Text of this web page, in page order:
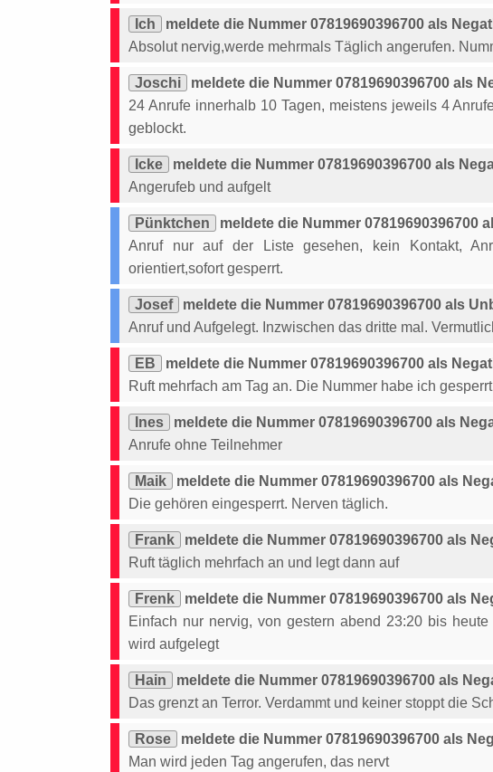
Ich
meldete die Nummer 07819690396700 als
Absolut nervig,werde mehrmals Täglich angerufen.
Joschi
meldete die Nummer 07819690396700 als
24 Anrufe innerhalb 10 Tagen, meistens jeweils 4
geblockt.
Icke
meldete die Nummer 07819690396700 als
Angerufeb und aufgelt
Pünktchen
meldete die Nummer 07819690396700
Anruf nur auf der Liste gesehen, kein Kontakt,
orientiert,sofort gesperrt.
Josef
meldete die Nummer 07819690396700 als
Anruf und Aufgelegt. Inzwischen das dritte mal.
EB
meldete die Nummer 07819690396700 als
Ruft mehrfach am Tag an. Die Nummer habe ich gesperrt
Ines
meldete die Nummer 07819690396700 als
Anrufe ohne Teilnehmer
Maik
meldete die Nummer 07819690396700 als
Die gehören eingesperrt. Nerven täglich.
Frank
meldete die Nummer 07819690396700 als
Ruft täglich mehrfach an und legt dann auf
Frenk
meldete die Nummer 07819690396700 als
Einfach nur nervig, von gestern abend 23:20 bis
wird aufgelegt
Hain
meldete die Nummer 07819690396700 als
Das grenzt an Terror. Verdammt und keiner stoppt die
Rose
meldete die Nummer 07819690396700 als
Man wird jeden Tag angerufen, das nervt